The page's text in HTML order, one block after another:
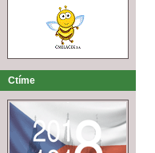
Ctíme